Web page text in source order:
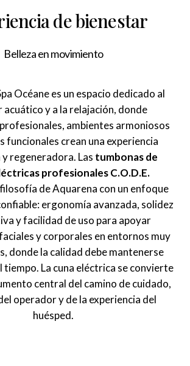
de bienestar
Belleza en movimiento
Océane es un espacio dedicado al
acuático y a la relajación, donde
ambientes armoniosos
funcionales crean una experiencia
regeneradora. Las tumbonas de
profesionales C.O.D.E.
de Aquarena con un enfoque
ergonomía avanzada, solidez
y facilidad de uso para apoyar
y corporales en entornos muy
donde la calidad debe mantenerse
tiempo. La cuna eléctrica se convierte
central del camino de cuidado,
operador y de la experiencia del
huésped.